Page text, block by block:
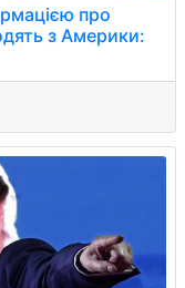
про
з Америки: